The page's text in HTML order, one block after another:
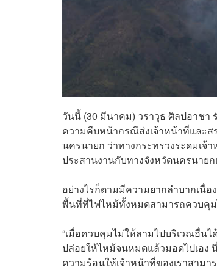
วันนี้ (30 มีนาคม) วราวุธ ศิลปอาช
ความคืบหน้ากรณีส่งเจ้าหน้าที่และส
นครนายก ว่าทางกระทรวงระดมเ
ประสานงานกับทางจังหวัดนครนาย
อย่างไรก็ตามมีความยากลำบากเนื่
พื้นที่ที่ไฟไหม้ทั้งหมดสามารถควบคุ
“เมื่อควบคุมไม่ให้ลามไปบริเวณอื่นไ
ปล่อยให้ไหม้จนหมดแล้วมอดไปเอง
ความร้อนให้เจ้าหน้าที่ของเราสามา